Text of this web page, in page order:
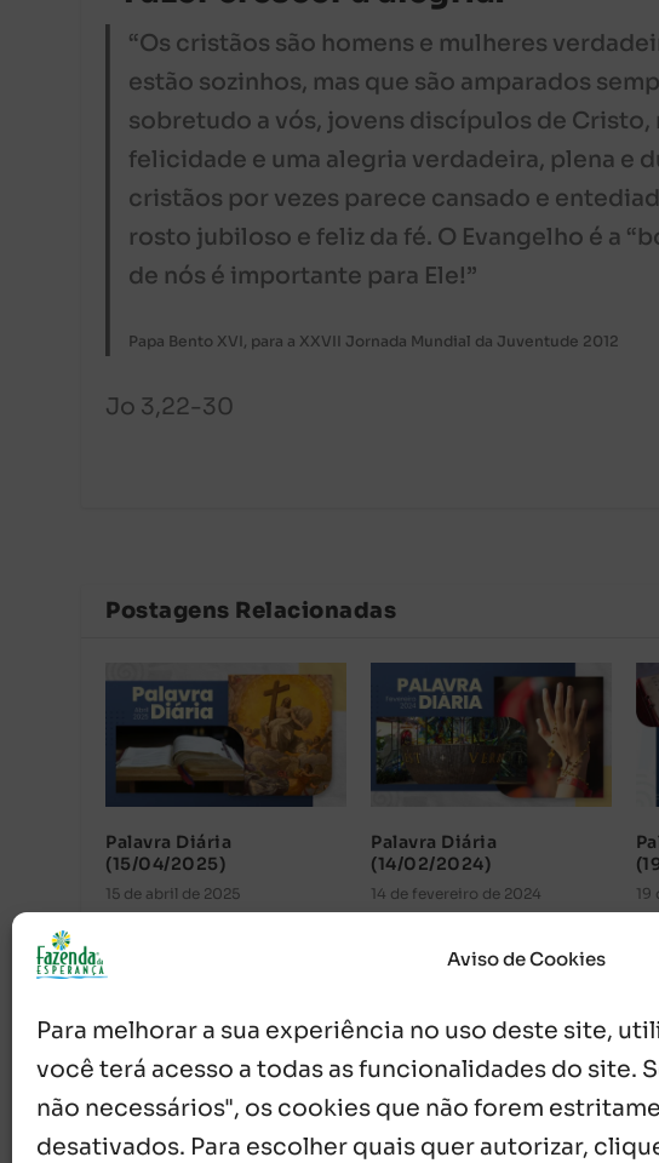
Aviso de Cookies
Para melhorar a sua experiência no uso deste site,
você terá acesso a todas as funcionalidades do site.
não necessários", os cookies que não forem
desativados. Para escolher quais quer autorizar,
“Os cristãos são homens e mulheres
estão sozinhos, mas que são amparados
sobretudo a vós, jovens discípulos de
felicidade e uma alegria verdadeira, plena e
cristãos por vezes parece cansado e
rosto jubiloso e feliz da fé. O Evangelho é a
de nós é importante para Ele!”
Papa Bento XVI, para a XXVII Jornada Mundial da Juventude 2012
Jo 3,22-30
Postagens Relacionadas
Palavra Diária
(15/04/2025)
15 de abril de 2025
Palavra Diária
(14/02/2024)
14 de fevereiro de 2024 19